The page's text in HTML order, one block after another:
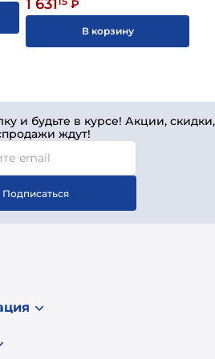
1 631 ₽
В корзину
и будьте в курсе! Акции, скидки,
ждут!
Подписаться